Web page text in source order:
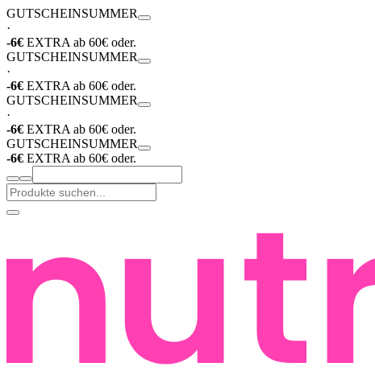
GUTSCHEINSUMMER
·
-6€ EXTRA ab 60€ oder.
GUTSCHEINSUMMER
·
-6€ EXTRA ab 60€ oder.
GUTSCHEINSUMMER
·
-6€ EXTRA ab 60€ oder.
GUTSCHEINSUMMER
-6€ EXTRA ab 60€ oder.